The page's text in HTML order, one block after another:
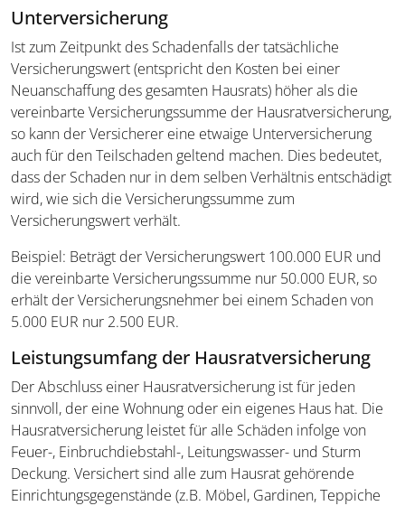
Unterversicherung
Ist zum Zeitpunkt des Schadenfalls der tatsächliche
Versicherungswert (entspricht den Kosten bei einer
Neuanschaffung des gesamten Hausrats) höher als die
vereinbarte Versicherungssumme der Hausratversicherung,
so kann der Versicherer eine etwaige Unterversicherung
auch für den Teilschaden geltend machen. Dies bedeutet,
dass der Schaden nur in dem selben Verhältnis entschädigt
wird, wie sich die Versicherungssumme zum
Versicherungswert verhält.
Beispiel: Beträgt der Versicherungswert 100.000 EUR und
die vereinbarte Versicherungssumme nur 50.000 EUR, so
erhält der Versicherungsnehmer bei einem Schaden von
5.000 EUR nur 2.500 EUR.
Leistungsumfang der Hausratversicherung
Der Abschluss einer Hausratversicherung ist für jeden
sinnvoll, der eine Wohnung oder ein eigenes Haus hat. Die
Hausratversicherung leistet für alle Schäden infolge von
Feuer-, Einbruchdiebstahl-, Leitungswasser- und Sturm
Deckung. Versichert sind alle zum Hausrat gehörende
Einrichtungsgegenstände (z.B. Möbel, Gardinen, Teppiche